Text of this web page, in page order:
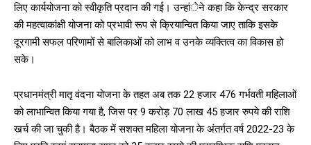
लिए कार्ययोजना को स्वीकृति प्रदान की गई। उन्हांेने कहा कि केन्द्र सरकार
की महत्वाकांक्षी योजना को प्रभावी रूप से क्रियान्वित किया जाए ताकि इसके
दूरगामी सफल परिणामों से बालिकाओं को लाभ व उनके व्यक्तित्व का विकास हो
सके।
प्रधानमंत्री मातृ वंदना योजना के तहत अब तक 22 हजार 476 गर्भवती महिलाओं
को लाभान्वित किया गया है, जिस पर 9 करोड़ 70 लाख 45 हजार रुपये की राशि
खर्च की जा चुकी है। बैठक में सशक्त महिला योजना के अंतर्गत वर्ष 2022-23 के